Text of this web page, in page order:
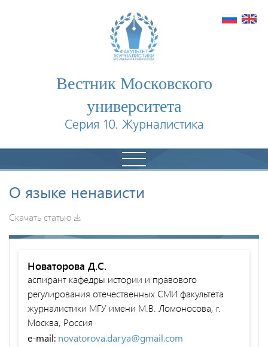
Вестник Московского
университета
Серия 10. Журналистика
О языке ненависти
Скачать статью
Новаторова Д.С.
аспирант кафедры истории и правового
регулирования отечественных СМИ факультета
журналистики МГУ имени М.В. Ломоносова, г.
Москва, Россия
e-mail: novatorova.darya@gmail.com